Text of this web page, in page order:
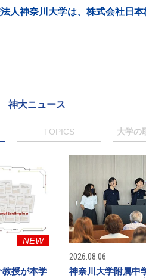
人神奈川大学は、株式会社日
神大ニュース
TOPICS 大学の
NEW
授が本学
2026.08.06
神奈川大学附属中